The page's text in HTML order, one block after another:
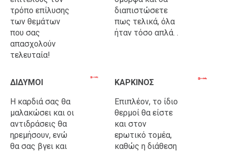
τρόπο επίλυσης
των θεμάτων
που σας
απασχολούν
τελευταία!
διαπιστώσετε
πως τελικά, όλα
ήταν τόσο απλά. .
ΔΙΔΥΜΟΙ
Η καρδιά σας θα
μαλακώσει και οι
αντιδράσεις θα
ηρεμήσουν, ενώ
θα σας βγει και
ΚΑΡΚΙΝΟΣ
Επιπλέον, το ίδιο
θερμοί θα είστε
και στον
εpωτικό τομέα,
καθώς η διάθεση